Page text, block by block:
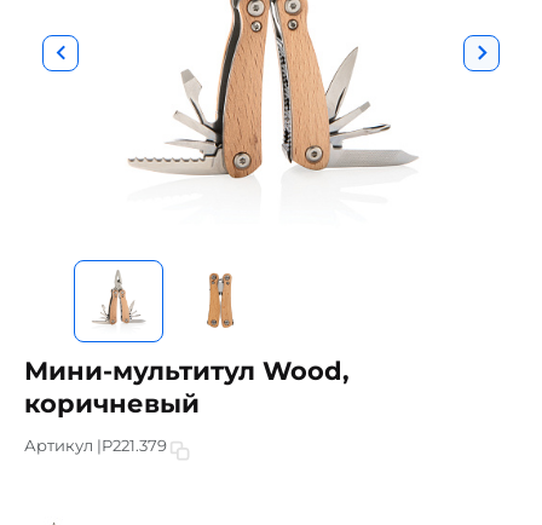
Мини-мультитул Wood,
коричневый
Артикул |P221.379